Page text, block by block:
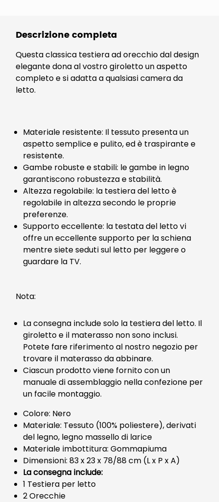
Descrizione completa
Questa classica testiera ad orecchio dal design
elegante dona al vostro giroletto un aspetto
completo e si adatta a qualsiasi camera da
letto.
Materiale resistente: Il tessuto presenta un
aspetto semplice e pulito, ed è traspirante e
resistente.
Gambe robuste e stabili: le gambe in legno
garantiscono robustezza e stabilità.
Altezza regolabile: la testiera del letto è
regolabile in altezza secondo le proprie
preferenze.
Supporto eccellente: la testata del letto vi
offre un eccellente supporto per la schiena
mentre siete seduti sul letto per leggere o
guardare la TV.
Nota:
La consegna include solo la testiera del letto. Il
giroletto e il materasso non sono inclusi.
Potete fare riferimento al nostro negozio per
trovare il materasso da abbinare.
Ciascun prodotto viene fornito con un
manuale di assemblaggio nella confezione per
un facile montaggio.
Colore: Nero
Materiale: Tessuto (100% poliestere), derivati
del legno, legno massello di larice
Materiale imbottitura: Gommapiuma
Dimensioni: 83 x 23 x 78/88 cm (L x P x A)
La consegna include:
1 Testiera per letto
2 Orecchie